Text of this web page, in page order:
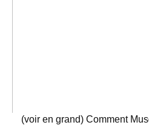
(voir en grand) Comment